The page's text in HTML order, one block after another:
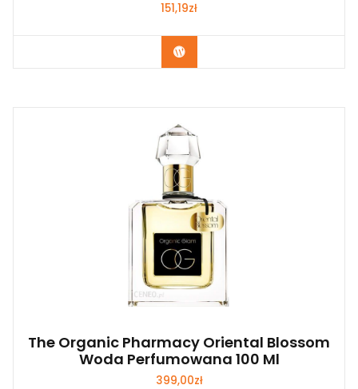
151,19zł
Zobacz
The Organic Pharmacy Oriental Blossom
Woda Perfumowana 100 Ml
399,00zł